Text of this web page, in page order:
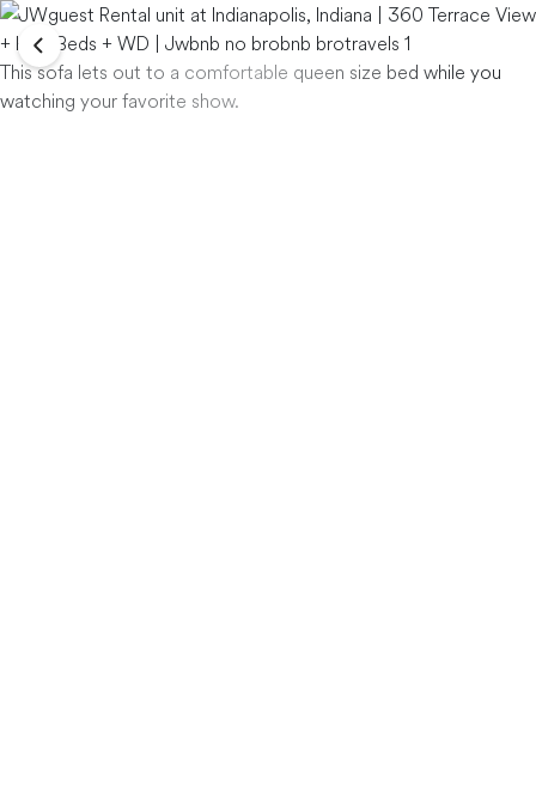
This sofa lets out to a comfortable queen size bed while you
watching your favorite show.